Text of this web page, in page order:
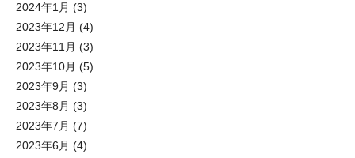
2024年1月 (3)
2023年12月 (4)
2023年11月 (3)
2023年10月 (5)
2023年9月 (3)
2023年8月 (3)
2023年7月 (7)
2023年6月 (4)